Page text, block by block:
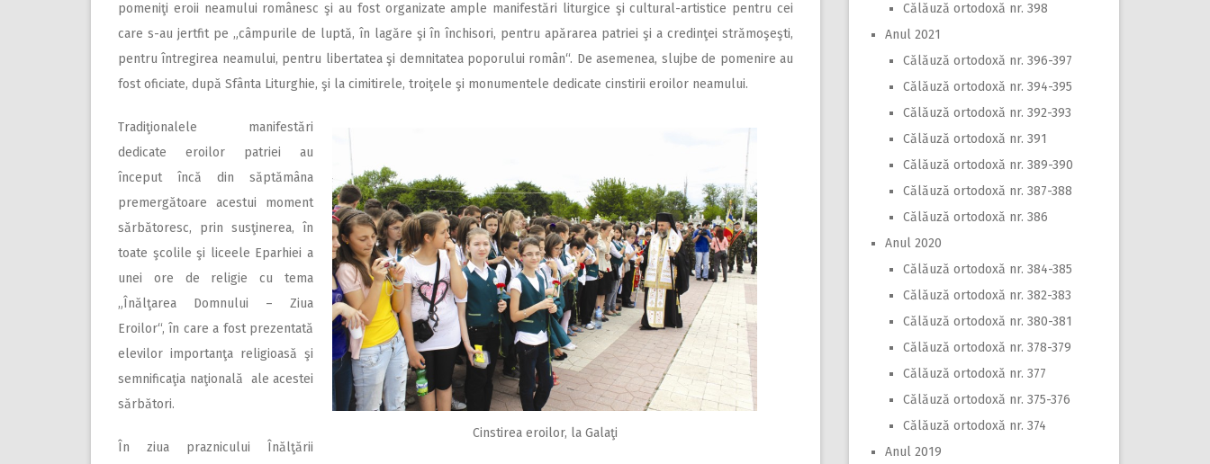
pomeniţi eroii neamului românesc şi au fost organizate ample manifestări liturgice şi cultural-artistice pentru cei
care s-au jertfit pe „câmpurile de luptă, în lagăre şi în închisori, pentru apărarea patriei şi a credinţei strămoşeşti,
pentru întregirea neamului, pentru libertatea şi demnitatea poporului român“. De asemenea, slujbe de pomenire au
fost oficiate, după Sfânta Liturghie, şi la cimitirele, troiţele şi monumentele dedicate cinstirii eroilor neamului.
Cinstirea eroilor, la Galaţi
Tradiţionalele manifestări
dedicate eroilor patriei au
început încă din săptămâna
premergătoare acestui moment
sărbătoresc, prin susţinerea, în
toate şcolile şi liceele Eparhiei a
unei ore de religie cu tema
„Înălţarea Domnului – Ziua
Eroilor“, în care a fost prezentată
elevilor importanţa religioasă şi
semnificaţia naţională ale acestei
sărbători.
În ziua praznicului Înălţării
Călăuză ortodoxă nr. 398
Anul 2021
Călăuză ortodoxă nr. 396-397
Călăuză ortodoxă nr. 394-395
Călăuză ortodoxă nr. 392-393
Călăuză ortodoxă nr. 391
Călăuză ortodoxă nr. 389-390
Călăuză ortodoxă nr. 387-388
Călăuză ortodoxă nr. 386
Anul 2020
Călăuză ortodoxă nr. 384-385
Călăuză ortodoxă nr. 382-383
Călăuză ortodoxă nr. 380-381
Călăuză ortodoxă nr. 378-379
Călăuză ortodoxă nr. 377
Călăuză ortodoxă nr. 375-376
Călăuză ortodoxă nr. 374
Anul 2019